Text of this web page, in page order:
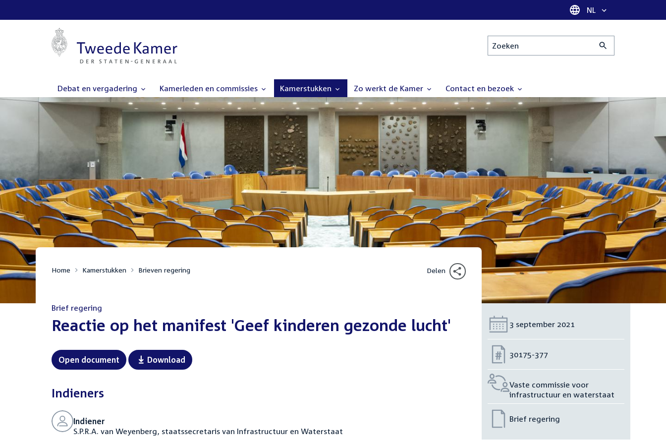
Taal selectie
NL
Zoeken
Debat en vergadering Kamerleden en commissies Kamerstukken Zo werkt de Kamer Contact en bezoek
Home Kamerstukken Brieven regering Delen
Brief regering
:Reactie op het manifest 'Geef kinderen gezonde lucht'
Open document Download
Indieners
Indiener
S.P.R.A. van Weyenberg, staatssecretaris van Infrastructuur en Waterstaat
Datum:
3 september 2021
Nummer:
30175-377
Vaste commissie voor
infrastructuur en waterstaat
Brief regering